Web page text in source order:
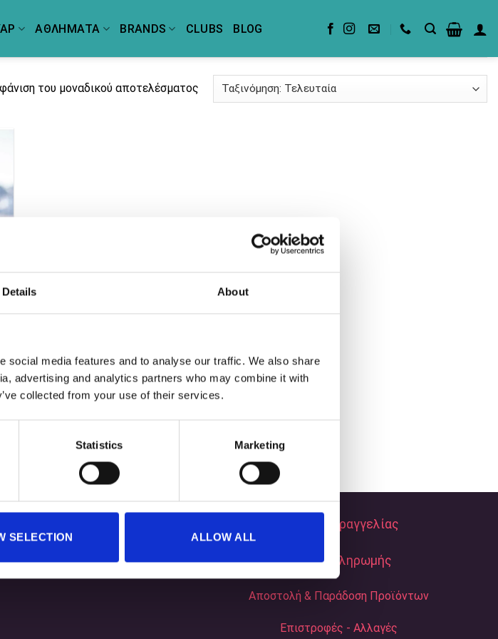
Details About
social media features and to analyse our traffic. We also share
advertising and analytics partners who may combine it with
collected from your use of their services.
Statistics Marketing
SELECTION ALLOW ALL
ΑΘΛΗΜΑΤΑ BRANDS CLUBS BLOG
του μοναδικού αποτελέσματος
Τρόποι Παραγγελίας
Τρόποι Πληρωμής
Αποστολή & Παράδοση Προϊόντων
Επιστροφές - Αλλαγές